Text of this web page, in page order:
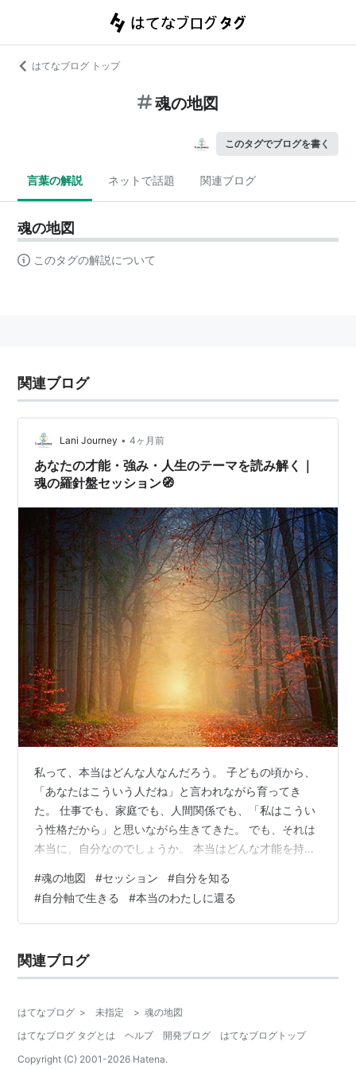
はてなブログ トップ
魂の地図
このタグでブログを書く
言葉の解説 ネットで話題 関連ブログ
魂の地図
このタグの解説について
関連ブログ
Lani Journey • 4ヶ月前
あなたの才能・強み・人生のテーマを読み解く｜
魂の羅針盤セッション🧭
私って、本当はどんな人なんだろう。 子どもの頃から、
「あなたはこういう人だね」と言われながら育ってき
た。 仕事でも、家庭でも、人間関係でも、「私はこうい
う性格だから」と思いながら生きてきた。 でも、それは
本当に、自分なのでしょうか。 本当はどんな才能を持っ
か。どうして同じような出来事や人間関係を繰り返すの
か。 そして、今、自分が進もうとしている道は、本当に
自分に合っているのか。 人生には、ときどきそんな問い
未来を当てるためのものではありません。 「私はどんな
人なのか」その答えを、あなた自身の人生…
#魂の地図 #セッション #自分を知る
#自分軸で生きる #本当のわたしに還る
関連ブログ
はてなブログ > 未指定 > 魂の地図
はてなブログ タグとは
ヘルプ 開発ブログ
はてなブログトップ
Copyright (C) 2001-2026 Hatena.